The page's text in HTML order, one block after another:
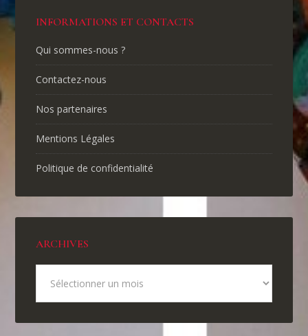
INFORMATIONS ET CONTACTS
Qui sommes-nous ?
Contactez-nous
Nos partenaires
Mentions Légales
Politique de confidentialité
ARCHIVES